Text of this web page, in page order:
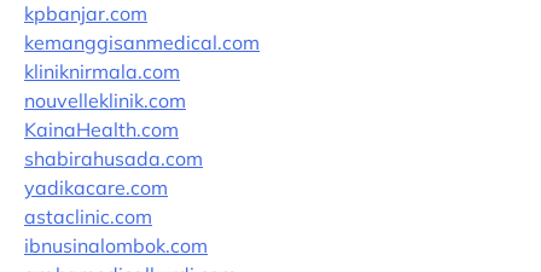
kpbanjar.com
kemanggisanmedical.com
kliniknirmala.com
nouvelleklinik.com
KainaHealth.com
shabirahusada.com
yadikacare.com
astaclinic.com
ibnusinalombok.com